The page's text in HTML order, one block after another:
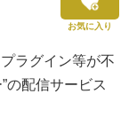
お気に入り
ラグイン等が不
の配信サービス